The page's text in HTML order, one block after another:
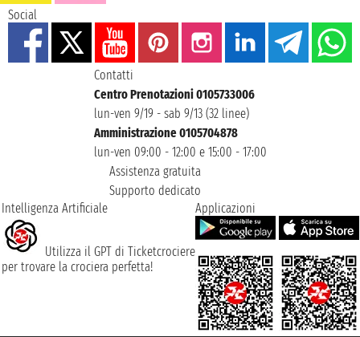
Social
Contatti
Centro Prenotazioni 0105733006
lun-ven 9/19 - sab 9/13 (32 linee)
Amministrazione 0105704878
lun-ven 09:00 - 12:00 e 15:00 - 17:00
Assistenza gratuita
Supporto dedicato
Intelligenza Artificiale
Utilizza il GPT di Ticketcrociere
per trovare la crociera perfetta!
Applicazioni